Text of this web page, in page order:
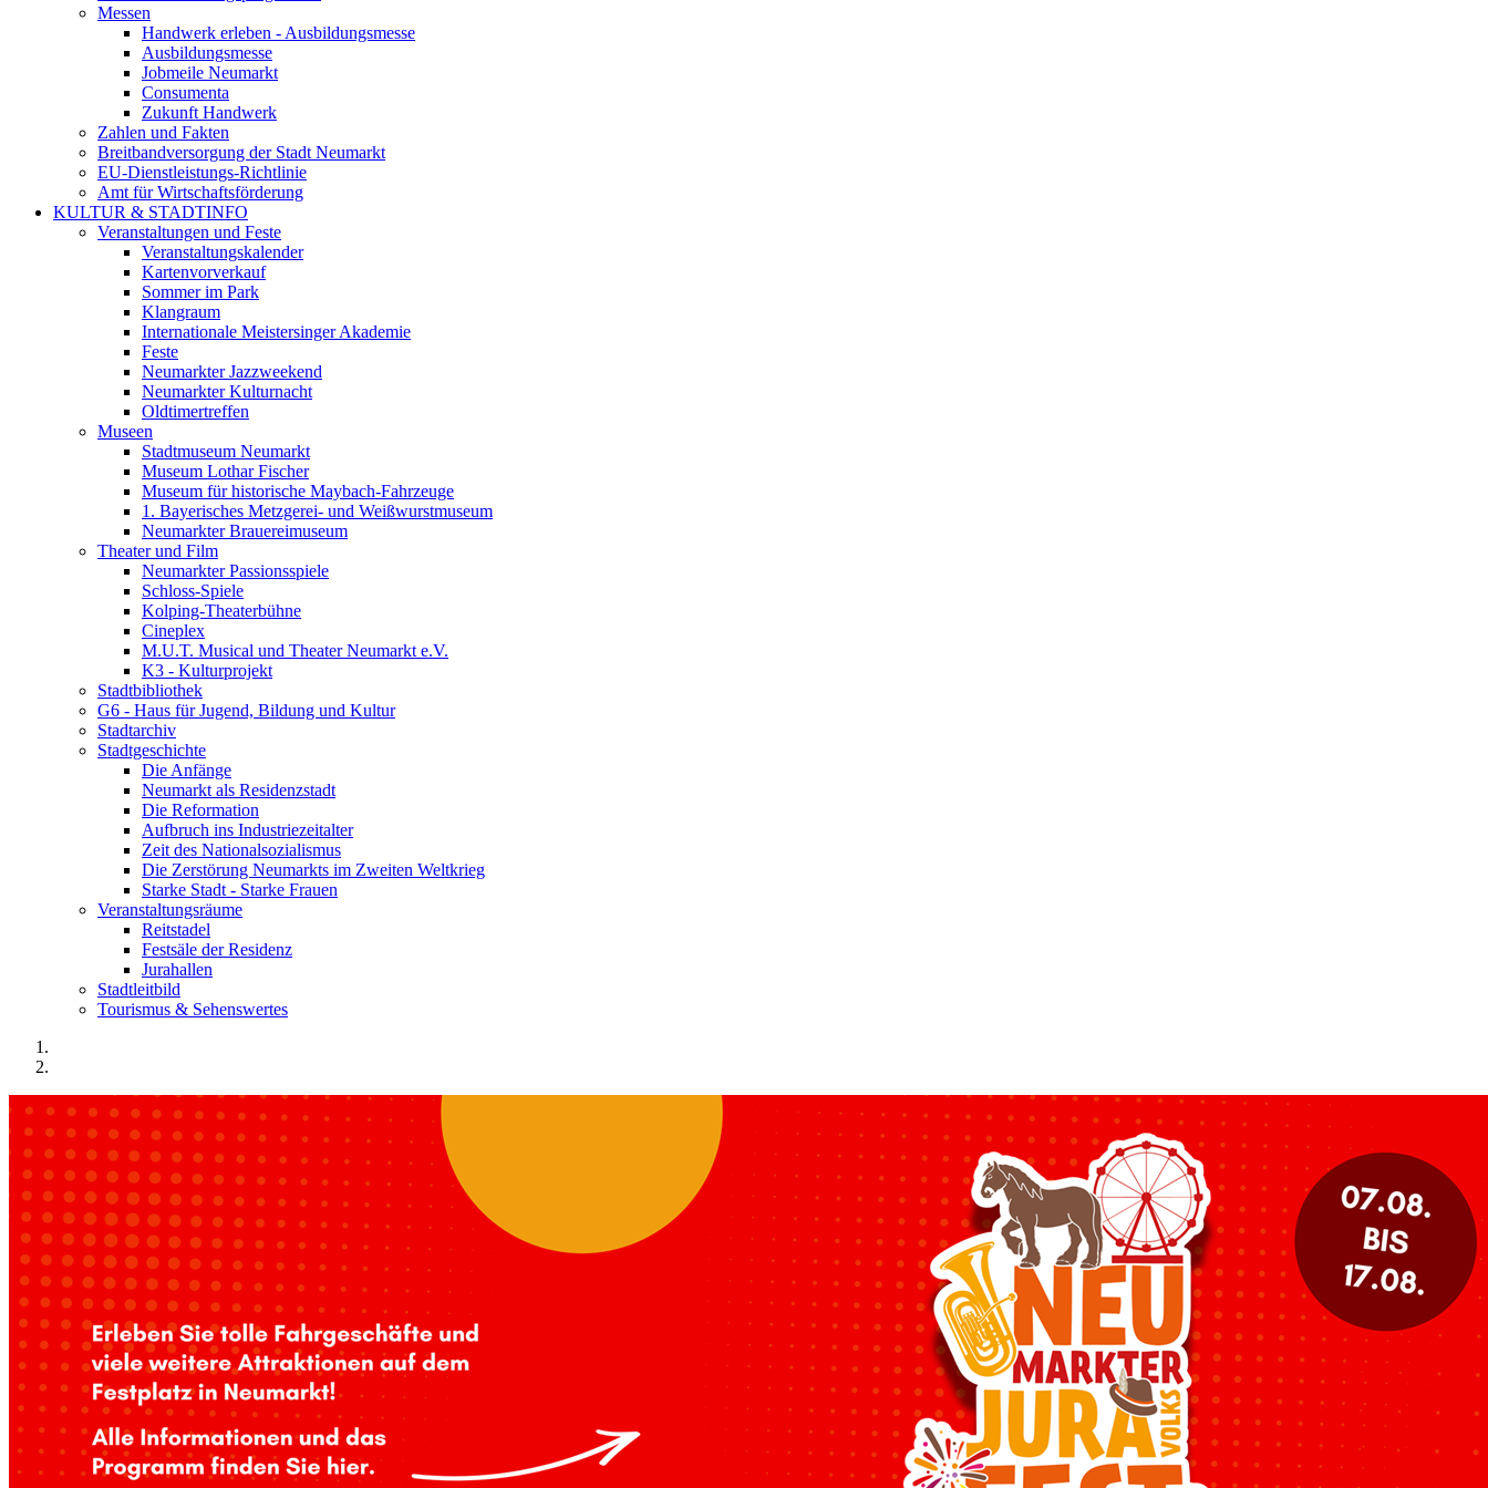
Messen
Handwerk erleben - Ausbildungsmesse
Ausbildungsmesse
Jobmeile Neumarkt
Consumenta
Zukunft Handwerk
Zahlen und Fakten
Breitbandversorgung der Stadt Neumarkt
EU-Dienstleistungs-Richtlinie
Amt für Wirtschaftsförderung
KULTUR & STADTINFO
Veranstaltungen und Feste
Veranstaltungskalender
Kartenvorverkauf
Sommer im Park
Klangraum
Internationale Meistersinger Akademie
Feste
Neumarkter Jazzweekend
Neumarkter Kulturnacht
Oldtimertreffen
Museen
Stadtmuseum Neumarkt
Museum Lothar Fischer
Museum für historische Maybach-Fahrzeuge
1. Bayerisches Metzgerei- und Weißwurstmuseum
Neumarkter Brauereimuseum
Theater und Film
Neumarkter Passionsspiele
Schloss-Spiele
Kolping-Theaterbühne
Cineplex
M.U.T. Musical und Theater Neumarkt e.V.
K3 - Kulturprojekt
Stadtbibliothek
G6 - Haus für Jugend, Bildung und Kultur
Stadtarchiv
Stadtgeschichte
Die Anfänge
Neumarkt als Residenzstadt
Die Reformation
Aufbruch ins Industriezeitalter
Zeit des Nationalsozialismus
Die Zerstörung Neumarkts im Zweiten Weltkrieg
Starke Stadt - Starke Frauen
Veranstaltungsräume
Reitstadel
Festsäle der Residenz
Jurahallen
Stadtleitbild
Tourismus & Sehenswertes